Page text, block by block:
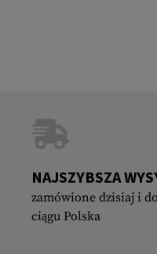
NAJSZYBSZA
zamówione dzisiaj i
ciągu Polska